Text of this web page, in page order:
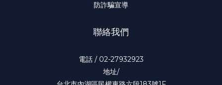
防詐騙宣導
聯絡我們
電話 / 02-27932923
地址/